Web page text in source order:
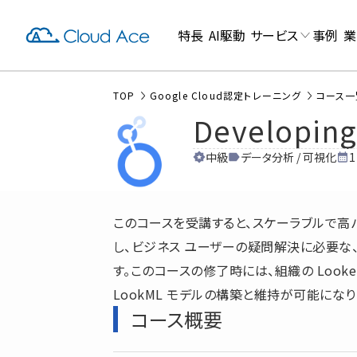
特長 AI駆動 サービス 事例
TOP Google Cloud認定トレーニング コース
中級 データ分析 / 可視化
このコースを受講すると、スケーラブルで
し、ビジネス ユーザーの疑問解決に必要な
す。このコースの修了時には、組織の
LookML モデルの構築と維持が可能になり
コース概要